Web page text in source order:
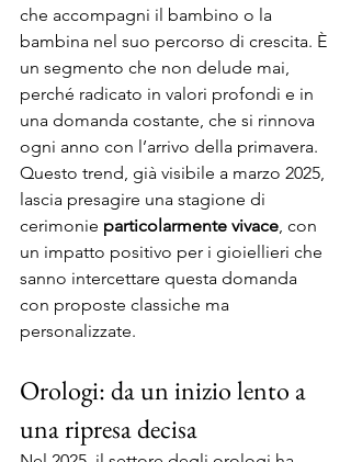
che accompagni il bambino o la
bambina nel suo percorso di crescita. È
un segmento che non delude mai,
perché radicato in valori profondi e in
una domanda costante, che si rinnova
ogni anno con l’arrivo della primavera.
Questo trend, già visibile a marzo 2025,
lascia presagire una stagione di
cerimonie particolarmente vivace, con
un impatto positivo per i gioiellieri che
sanno intercettare questa domanda
con proposte classiche ma
personalizzate.
Orologi: da un inizio lento a
una ripresa decisa